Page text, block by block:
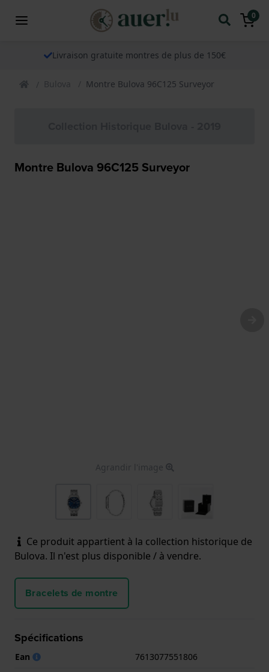
0
Livraison gratuite montres de plus de 150€
Bulova Montre Bulova 96C125 Surveyor
Montre Bulova 96C125 Surveyor
Agrandir l'image
Ce produit appartient à la collection historique de
Bulova. Il n'est plus disponible / à vendre.
Bracelets de montre
Spécifications
Ean
7613077551806